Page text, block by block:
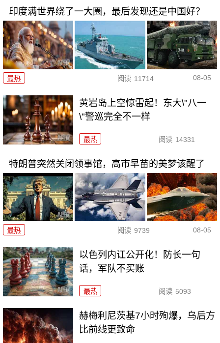
印度满世界绕了一大圈，最后发现还是中国好？
最热 阅读 11714 08-05
黄岩岛上空惊雷起！东大\"八一
\"警巡完全不一样
最热 阅读 14331
特朗普突然关闭领事馆，高市早苗的美梦该醒了
最热 阅读 9739 08-05
以色列内讧公开化！防长一句
话，军队不买账
最热 阅读 5093
赫梅利尼茨基7小时殉爆，乌后方
比前线更致命